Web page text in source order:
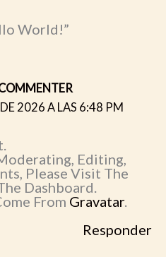
World!”
2026 A LAS 6:48 PM
Editing,
Please Visit The
Dashboard.
From Gravatar.
Responder